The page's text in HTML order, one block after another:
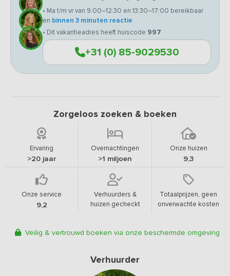
• Ma t/m vr van 9:00–12:30 en 13:30–17:00 bereikbaar
en binnen 3 minuten reactie
• Dit vakantieadres heeft huiscode 997
+31 (0) 85-9029530
Zorgeloos zoeken & boeken
Ervaring
>20 jaar
Overnachtingen
>1 miljoen
Onze huizen
9,3
Onze service
9,2
Verhuurders &
huizen gecheckt
Totaalprijzen, geen
onverwachte kosten
Veilig & vertrouwd boeken via onze beschermde omgeving
Verhuurder